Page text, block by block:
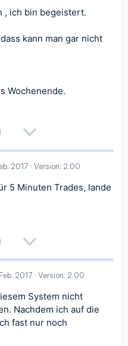
t
i
m
, ich bin begeistert.
kann man gar nicht
Wochenende.
e
g
a
v
e
S
t
2017 Version: 2.00
5 Minuten Trades, lande
e
g
a
t
2017 Version: 2.00
System nicht
Nachdem ich auf die
fast nur noch